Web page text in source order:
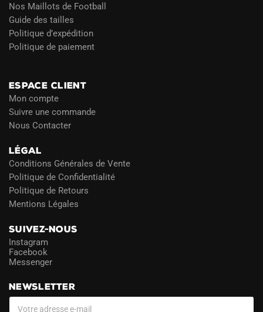
Nos Maillots de Football
Guide des tailles
Politique d’expédition
Politique de paiement
ESPACE CLIENT
Mon compte
Suivre une commande
Nous Contacter
LÉGAL
Conditions Générales de Vente
Politique de Confidentialité
Politique de Retours
Mentions Légales
SUIVEZ-NOUS
Instagram
Facebook
Messenger
NEWSLETTER